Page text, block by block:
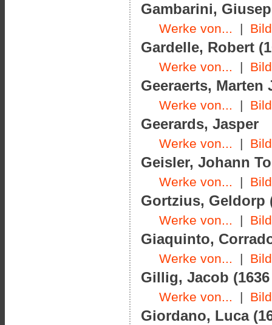
Gambarini,
Werke von... |
Gardelle, Robert
Werke von... |
Geeraerts, Marten
Werke von... |
Geerards, Jasper
Werke von... |
Geisler, Johann
Werke von... |
Gortzius, Geldorp
Werke von... |
Giaquinto,
Werke von... |
Gillig, Jacob (1636
Werke von... |
Giordano, Luca